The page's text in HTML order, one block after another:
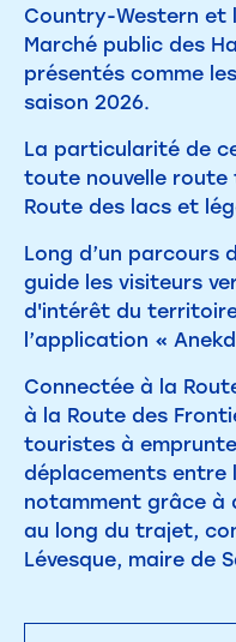
Country-Western et
Marché public des
présentés comme
saison 2026.
La particularité de
toute nouvelle route
Route des lacs et
Long d’un parcours
guide les visiteurs
d'intérêt du
l’application «
Connectée à la
à la Route des
touristes à
déplacements entre
notamment grâce à
au long du trajet,
Lévesque, maire de